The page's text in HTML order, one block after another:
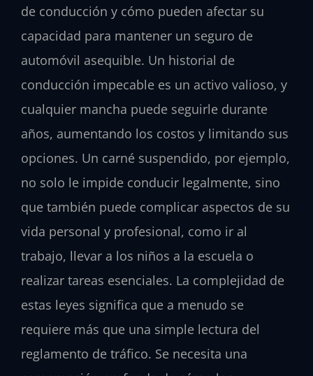
de conducción y cómo pueden afectar su
capacidad para mantener un seguro de
automóvil asequible. Un historial de
conducción impecable es un activo valioso, y
cualquier mancha puede seguirle durante
años, aumentando los costos y limitando sus
opciones. Un carné suspendido, por ejemplo,
no solo le impide conducir legalmente, sino
que también puede complicar aspectos de su
vida personal y profesional, como ir al
trabajo, llevar a los niños a la escuela o
realizar tareas esenciales. La complejidad de
estas leyes significa que a menudo se
requiere más que una simple lectura del
reglamento de tráfico. Se necesita una